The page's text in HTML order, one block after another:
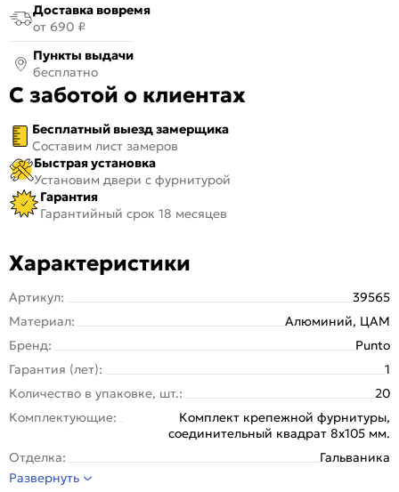
Доставка вовремя
от 690 ₽
Пункты выдачи
бесплатно
С заботой о клиентах
Бесплатный выезд замерщика
Составим лист замеров
Быстрая установка
Установим двери с фурнитурой
Гарантия
Гарантийный срок 18 месяцев
Характеристики
Артикул:
39565
Материал:
Алюминий, ЦАМ
Бренд:
Punto
Гарантия (лет):
1
Количество в упаковке, шт.:
20
Комплектующие:
Комплект крепежной фурнитуры,
соединительный квадрат 8x105 мм.
Отделка:
Гальваника
Серия:
Развернуть